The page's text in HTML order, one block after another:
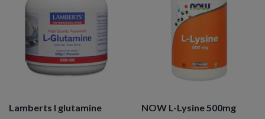
Lamberts l glutamine
NOW L-Lysine 500mg